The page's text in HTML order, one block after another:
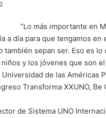
“Lo más importante en
a día para que tengamos
también sepan ser. Eso es
y los jóvenes que son
de las Américas
Transforma XXUNO, Be
de Sistema UNO